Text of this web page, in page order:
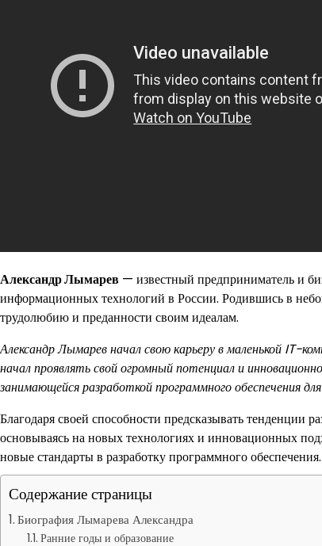
Александр Лымарев — известный предприниматель и
информационных технологий в России. Родившись в
трудолюбию и преданности своим идеалам.
Александр Лымарев начал свою карьеру в маленькой IT-
начал проявлять свой огромный потенциал и
занимающейся разработкой программного обеспечения
Благодаря своей способности предсказывать
основываясь на новых технологиях и инновационных
новые стандарты в разработку программного обеспечения.
Содержание страницы
Биография Лымарева Александра
Ранние годы и образование